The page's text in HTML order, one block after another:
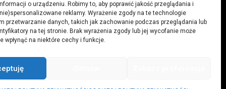
o urządzeniu. Robimy to, aby poprawić jakość przeglądania i
reklamy. Wyrażenie zgody na te technologie
przetwarzanie danych, takich jak zachowanie podczas przeglądania lub
na tej stronie. Brak wyrażenia zgody lub jej wycofanie może
wpłynąć na niektóre cechy i funkcje.
redakcja@czytamiwiem.pl
biuro@czytamiwiem.pl